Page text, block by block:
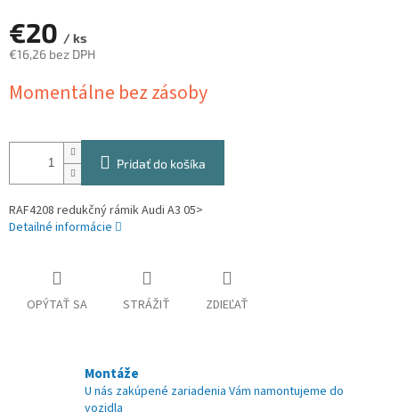
€20 / ks
€16,26 bez DPH
cena:
Momentálne bez zásoby
Pridať do košíka
RAF4208 redukčný rámik Audi A3 05>
Detailné informácie
OPÝTAŤ SA STRÁŽIŤ ZDIEĽAŤ
Montáže
U nás zakúpené zariadenia Vám namontujeme do
vozidla